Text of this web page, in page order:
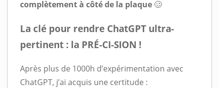
complètement à côté de la plaque 🥴
La clé pour rendre ChatGPT ultra-
pertinent : la PRÉ-CI-SION !
Après plus de 1000h d’expérimentation avec
ChatGPT, j’ai acquis une certitude :